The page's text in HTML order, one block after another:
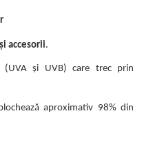
accesorii.
(UVA și UVB) care trec prin
aproximativ 98% din